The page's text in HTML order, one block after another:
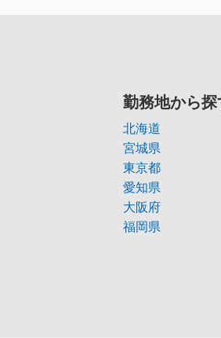
勤務地から探
北海道
宮城県
東京都
愛知県
大阪府
福岡県